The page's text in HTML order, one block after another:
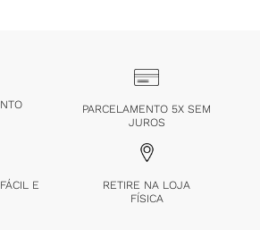
PARCELAMENTO 5X SEM
JUROS
E
RETIRE NA LOJA
FÍSICA